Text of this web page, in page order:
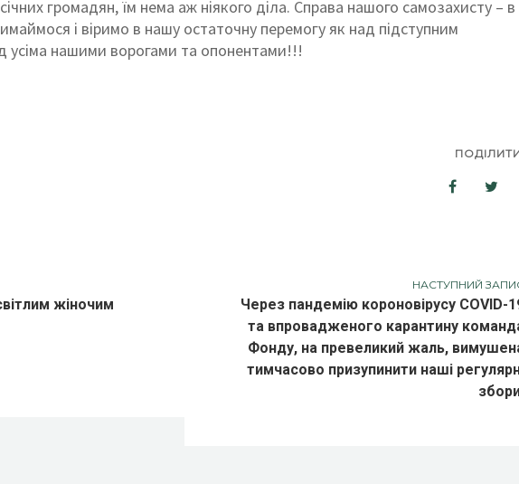
громадян, їм нема аж ніякого діла. Справа нашого самозахисту – в
і віримо в нашу остаточну перемогу як над підступним
усіма нашими ворогами та опонентами!!!
жіночим
НАСТУПНИЙ
Через пандемію короновірусу COVID-
та впровадженого карантину
Фонду, на превеликий жаль,
тимчасово призупинити наші